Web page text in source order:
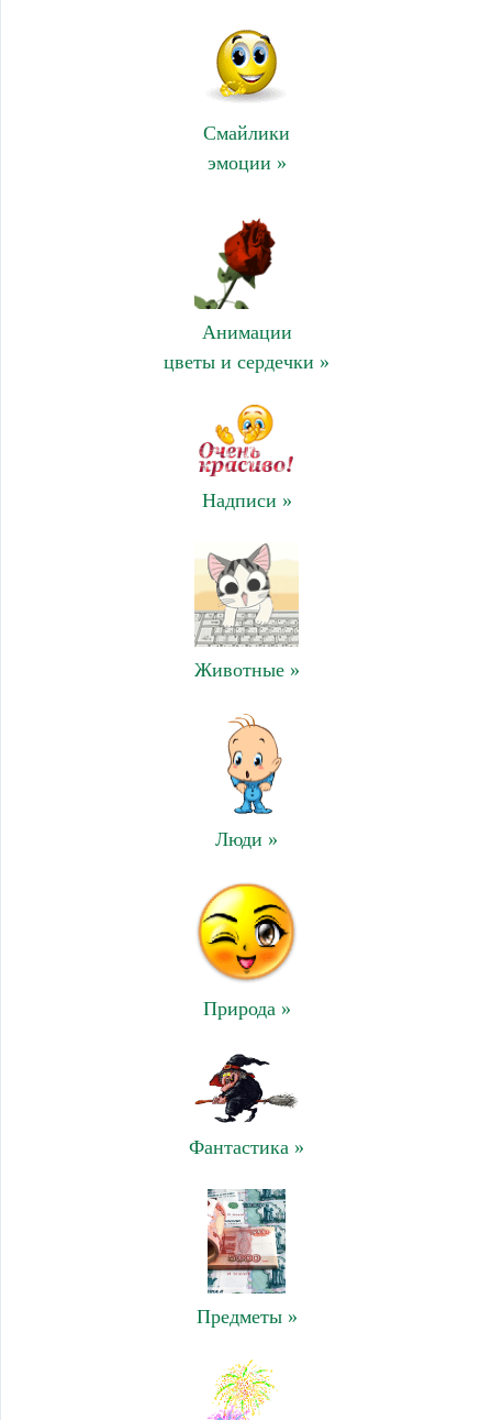
Смайлики
эмоции »
Анимации
цветы и сердечки »
Надписи »
Животные »
Люди »
Природа »
Фантастика »
Предметы »